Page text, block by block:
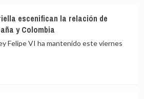
escenifican la relación de
y Colombia
Felipe VI ha mantenido este viernes